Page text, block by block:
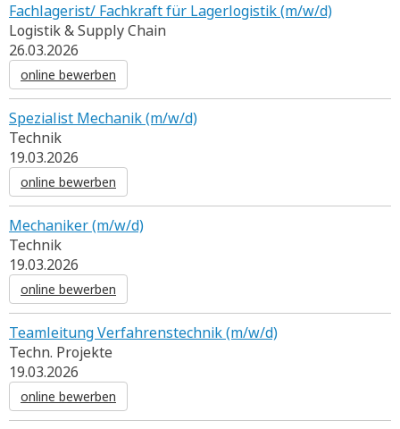
Fachlagerist/ Fachkraft für Lagerlogistik (m/w/d)
Logistik & Supply Chain
26.03.2026
online bewerben
Spezialist Mechanik (m/w/d)
Technik
19.03.2026
online bewerben
Mechaniker (m/w/d)
Technik
19.03.2026
online bewerben
Teamleitung Verfahrenstechnik (m/w/d)
Techn. Projekte
19.03.2026
online bewerben